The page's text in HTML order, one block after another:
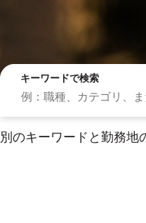
キーワードで検索
別のキーワードと勤務地